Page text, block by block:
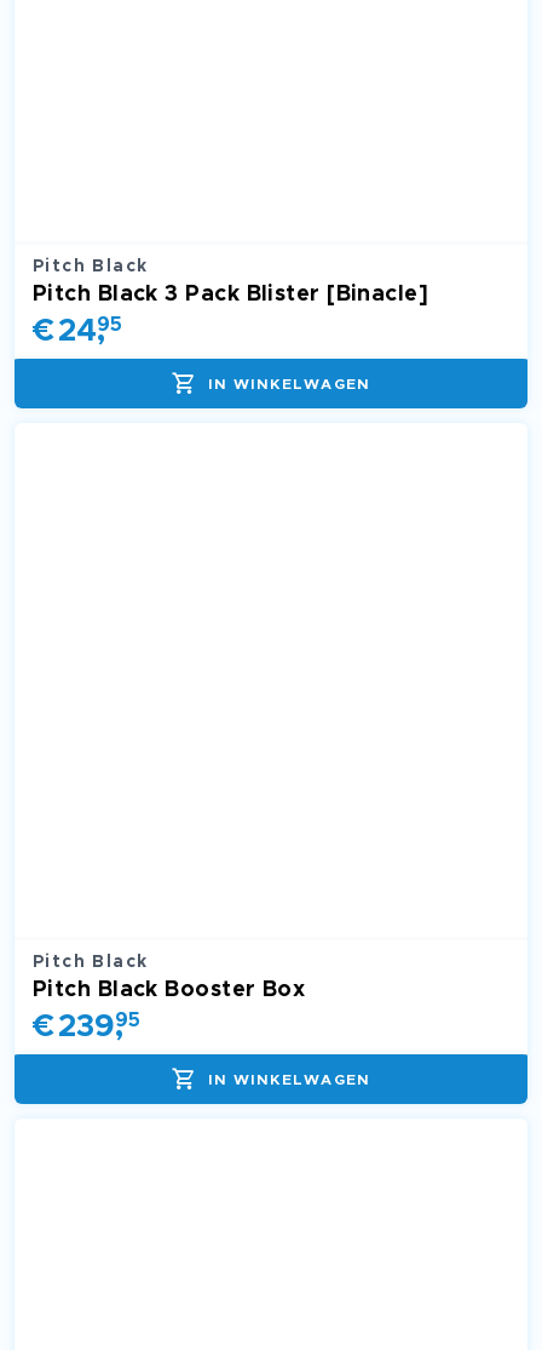
Pitch Black
Pitch Black 3 Pack Blister [Binacle]
€24,
95
IN WINKELWAGEN
Pitch Black
Pitch Black Booster Box
€239,
95
IN WINKELWAGEN